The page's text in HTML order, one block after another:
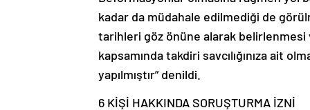
kadar da müdahale edilmediği de
tarihleri göz önüne alarak
kapsamında takdiri savcılığınıza ait
yapılmıştır” denildi.
6 KİŞİ HAKKINDA SORUŞTURMA İZNİ